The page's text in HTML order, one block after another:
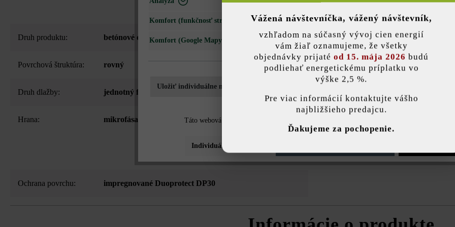
Druh produktu: betónové dlažby Farba:
Povrchová štruktúra: rovný Zaťažiteľnosť:
Druh dlažby: jednotný formát
Hrana: mikrofása
Ochrana povrchu: impregnované Duoprotect DP30
Komfort (funkčnosť stránky)
Komfort (Google Mapy)
Uložiť individuálne nastavenie
Táto webová stránka používa súbory cookie, aby vám ponúkla najlepšiu možnú funkčnosť...
Individuálne nastavenia Povoliť všetky
Vážená návštevníčka, vážený návštevník,
vzhľadom na súčasný vývoj cien energií
vám žiaľ oznamujeme, že všetky
objednávky prijaté od 15. mája 2026 budú
podliehať energetickému príplatku vo
výške 2,5 %.
Pre viac informácií kontaktujte vášho
najbližšieho predajcu.
Ďakujeme za pochopenie.